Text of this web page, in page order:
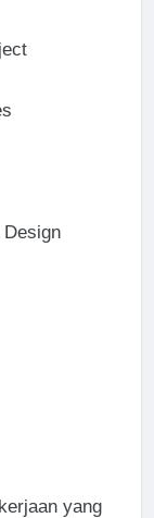
yang